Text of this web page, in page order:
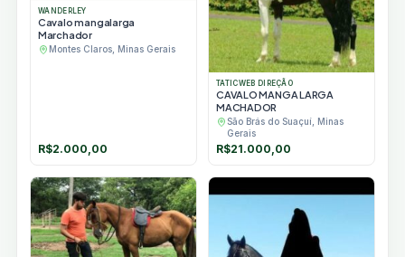
WANDERLEY
Cavalo mangalarga
Marchador
Montes Claros, Minas Gerais
R$2.000,00
TATICWEB DIREÇÃO
CAVALO MANGA LARGA
MACHADOR
São Brás do Suaçuí, Minas
Gerais
R$21.000,00